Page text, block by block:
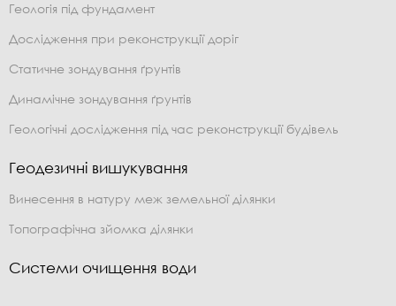
Геологія під фундамент
Дослідження при реконструкції доріг
Статичне зондування ґрунтів
Динамічне зондування ґрунтів
Геологічні дослідження під час реконструкції будівель
Геодезичні вишукування
Винесення в натуру меж земельної ділянки
Топографічна зйомка ділянки
Системи очищення води